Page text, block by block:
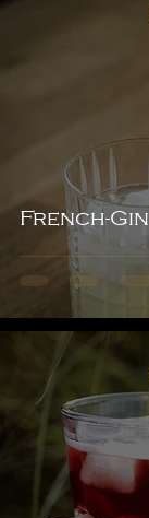
French-Gin